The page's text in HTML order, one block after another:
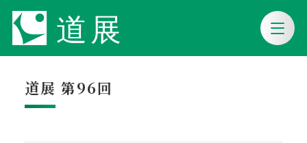
道展 第96回